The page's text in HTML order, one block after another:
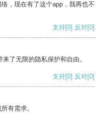
，现在有了这个app，我再也不
支持[0] 反对[0]
了无限的隐私保护和自由。
支持[0] 反对[0]
有需求。